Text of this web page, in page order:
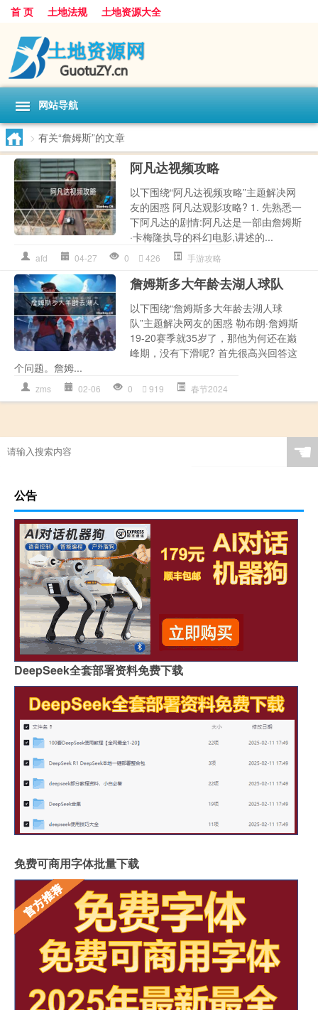
首 页 土地法规 土地资源大全
网站导航
> 有关“詹姆斯”的文章
阿凡达视频攻略
以下围绕“阿凡达视频攻略”主题解决网
友的困惑 阿凡达观影攻略? 1. 先熟悉一
下阿凡达的剧情:阿凡达是一部由詹姆斯
·卡梅隆执导的科幻电影,讲述的...
afd 04-27 0 426 手游攻略
詹姆斯多大年龄去湖人球队
以下围绕“詹姆斯多大年龄去湖人球
队”主题解决网友的困惑 勒布朗·詹姆斯
19-20赛季就35岁了，那他为何还在巅
峰期，没有下滑呢? 首先很高兴回答这
个问题。詹姆...
zms 02-06 0 919 春节2024
☚
公告
DeepSeek全套部署资料免费下载
免费可商用字体批量下载